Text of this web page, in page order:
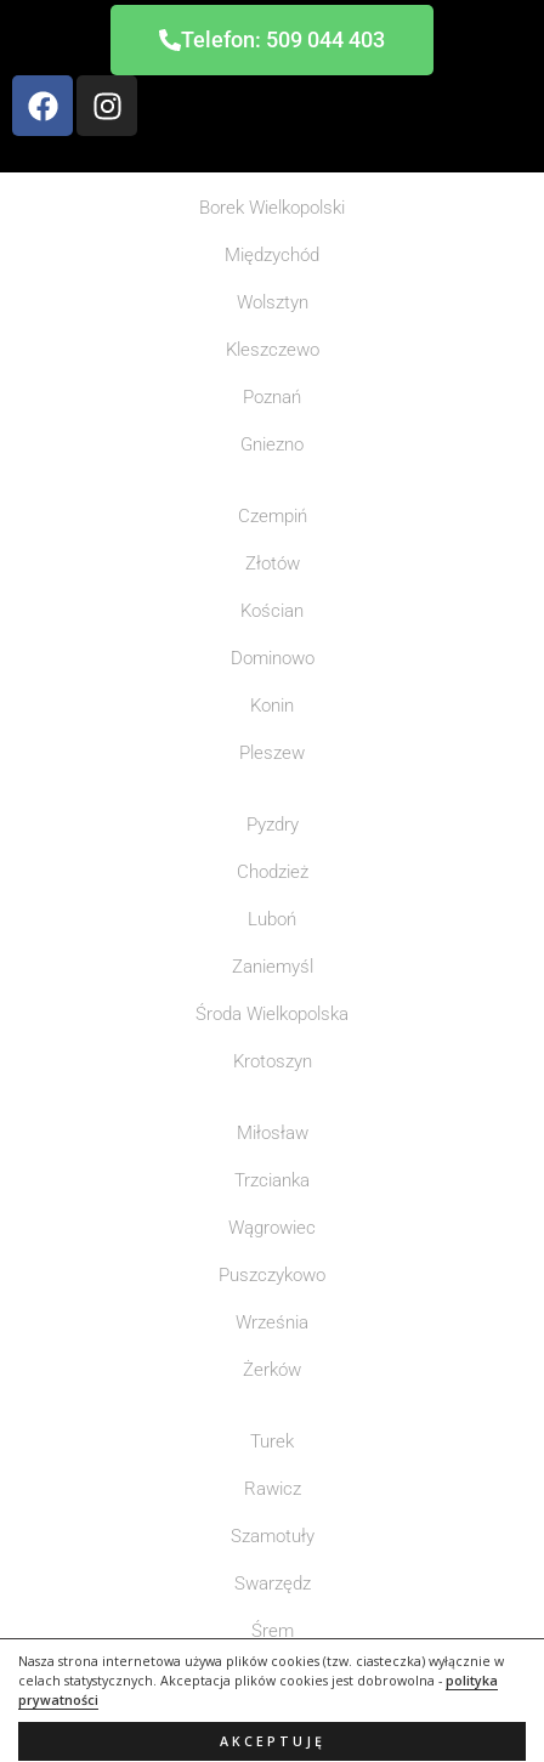
Nasza strona internetowa używa plików cookies (tzw. ciasteczka) wyłącznie w
celach statystycznych. Akceptacja plików cookies jest dobrowolna - polityka
prywatności
AKCEPTUJĘ
Telefon: 509 044 403
Borek Wielkopolski
Międzychód
Wolsztyn
Kleszczewo
Poznań
Gniezno
Czempiń
Złotów
Kościan
Dominowo
Konin
Pleszew
Pyzdry
Chodzież
Luboń
Zaniemyśl
Środa Wielkopolska
Krotoszyn
Miłosław
Trzcianka
Wągrowiec
Puszczykowo
Września
Żerków
Turek
Rawicz
Szamotuły
Swarzędz
Śrem
Słupca